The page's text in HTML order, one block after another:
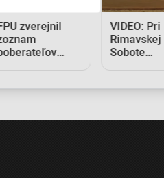
zverejnil
fond sa ním
VIDEO: Pri
Rimavskej
Sobote
pripomínal